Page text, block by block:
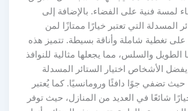
فنية على الفضاء. بالإضافة إلى
التي تعتبر خيارًا ممتازًا لمن
تغطية شاملة وأناقة بسيطة. تتميز هذه
والسلس، مما يجعلها مثالية للنوافذ
الأشخاص اختيار الستائر المسدلة
تضفي جوًا دافئًا ورومانسيًا. كما يُعتبر
شائعًا في العديد من المنازل، حيث توفر